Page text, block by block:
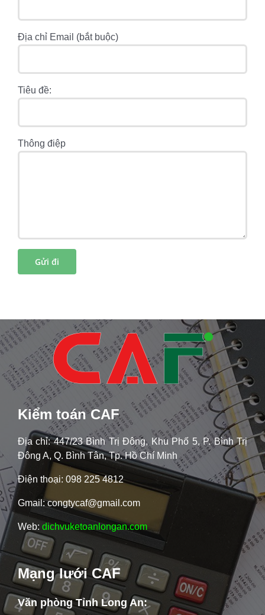
Địa chỉ Email (bắt buộc)
Tiêu đề:
Thông điệp
Kiểm toán CAF
Địa chỉ: 447/23 Bình Trị Đông, Khu Phố 5, P. Bình Trị
Đông A, Q. Bình Tân, Tp. Hồ Chí Minh
Điện thoại: 098 225 4812
Gmail: congtycaf@gmail.com
Web: dichvuketoanlongan.com
Mạng lưới CAF
Văn phòng Tỉnh Long An: